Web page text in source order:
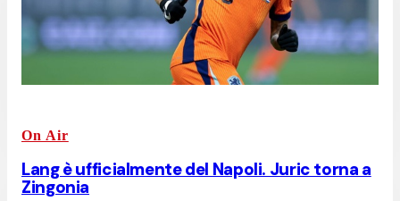
On Air
Lang è ufficialmente del Napoli. Juric torna a
Zingonia